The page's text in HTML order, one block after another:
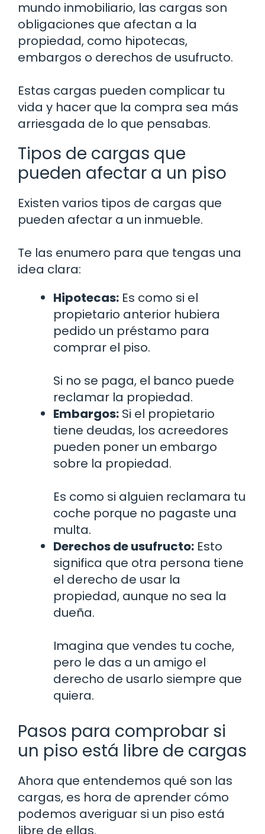
mundo inmobiliario, las cargas son
obligaciones que afectan a la
propiedad, como hipotecas,
embargos o derechos de usufructo.
Estas cargas pueden complicar tu
vida y hacer que la compra sea más
arriesgada de lo que pensabas.
Tipos de cargas que
pueden afectar a un piso
Existen varios tipos de cargas que
pueden afectar a un inmueble.
Te las enumero para que tengas una
idea clara:
Hipotecas: Es como si el
propietario anterior hubiera
pedido un préstamo para
comprar el piso.
Si no se paga, el banco puede
reclamar la propiedad.
Embargos: Si el propietario
tiene deudas, los acreedores
pueden poner un embargo
sobre la propiedad.
Es como si alguien reclamara tu
coche porque no pagaste una
multa.
Derechos de usufructo: Esto
significa que otra persona tiene
el derecho de usar la
propiedad, aunque no sea la
dueña.
Imagina que vendes tu coche,
pero le das a un amigo el
derecho de usarlo siempre que
quiera.
Pasos para comprobar si
un piso está libre de cargas
Ahora que entendemos qué son las
cargas, es hora de aprender cómo
podemos averiguar si un piso está
libre de ellas.